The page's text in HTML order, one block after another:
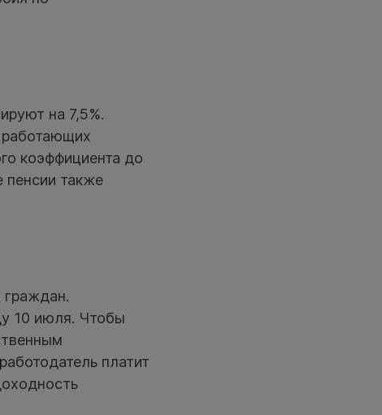
на 7,5%.
работающих
коэффициента до
пенсии также
граждан.
10 июля. Чтобы
платит